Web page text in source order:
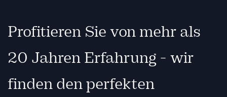
Profitieren Sie von mehr als
20 Jahren Erfahrung - wir
finden den perfekten